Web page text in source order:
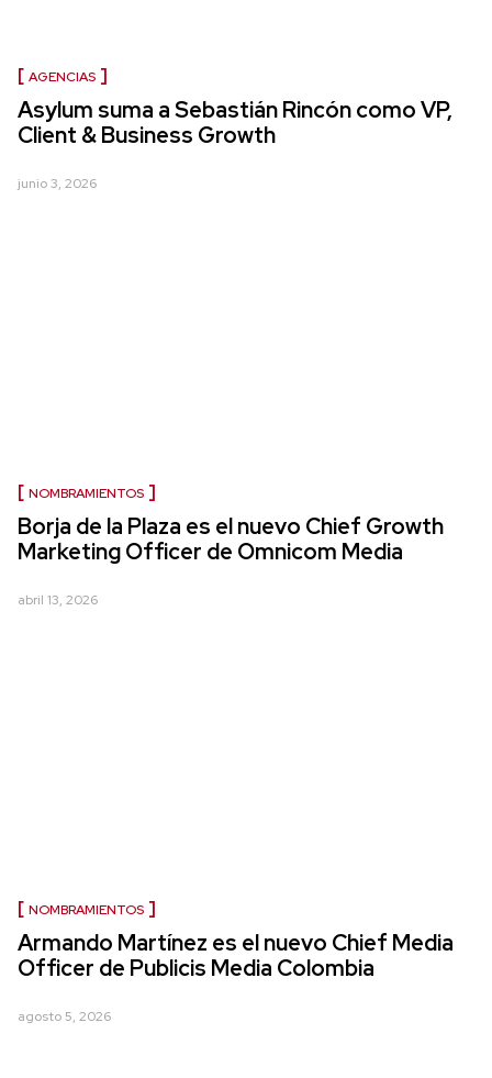
AGENCIAS
Asylum suma a Sebastián Rincón como VP,
Client & Business Growth
junio 3, 2026
NOMBRAMIENTOS
Borja de la Plaza es el nuevo Chief Growth
Marketing Officer de Omnicom Media
abril 13, 2026
NOMBRAMIENTOS
Armando Martínez es el nuevo Chief Media
Officer de Publicis Media Colombia
agosto 5, 2026